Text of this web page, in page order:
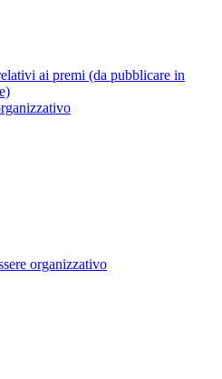
ai premi (da pubblicare in
organizzativo